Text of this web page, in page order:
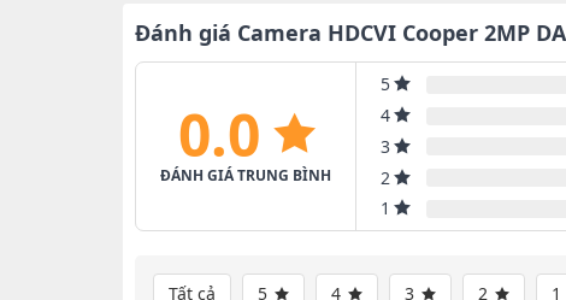
Đánh giá Camera HDCVI Cooper 2MP
0.0
ĐÁNH GIÁ TRUNG BÌNH
5
4
3
2
1
Tất cả 5 4 3 2 1